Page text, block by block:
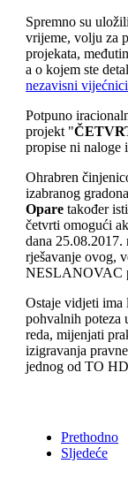
Spremno su
vrijeme, volju za
projekata,
a o kojem ste
nezavisni
Potpuno
projekt "
propise ni naloge
Ohrabren
izabranog
Opare također
četvrti omogući
dana
rješavanje ovog,
NESLANOVAC
Ostaje vidjeti ima
pohvalnih poteza
reda, mijenjati
izigravanja
jednog od TO
Prethodno
Sljedeće